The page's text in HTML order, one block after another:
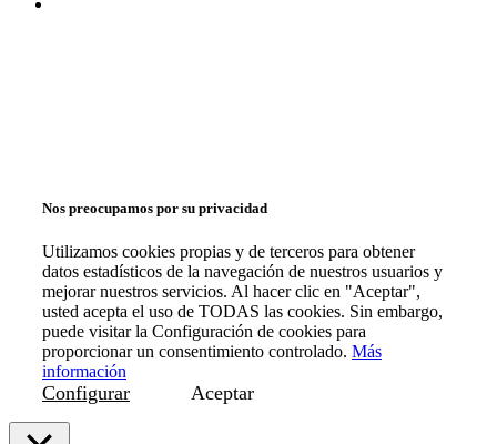
Nos preocupamos por su privacidad
Utilizamos cookies propias y de terceros para obtener
datos estadísticos de la navegación de nuestros usuarios y
mejorar nuestros servicios. Al hacer clic en "Aceptar",
usted acepta el uso de TODAS las cookies. Sin embargo,
puede visitar la Configuración de cookies para
proporcionar un consentimiento controlado. Más
información
Configurar Aceptar